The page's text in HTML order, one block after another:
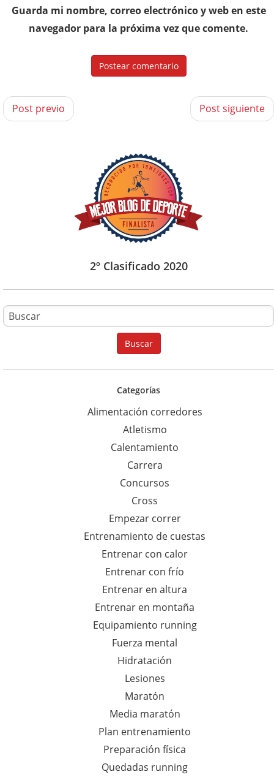
Guarda mi nombre, correo electrónico y web en este
navegador para la próxima vez que comente.
Post previo Post siguiente
2º Clasificado 2020
u
s
c
p
a
r
a
:
Buscar
Categorías
Alimentación corredores
Atletismo
Calentamiento
Carrera
Concursos
Cross
Empezar correr
Entrenamiento de cuestas
Entrenar con calor
Entrenar con frío
Entrenar en altura
Entrenar en montaña
Equipamiento running
Fuerza mental
Hidratación
Lesiones
Maratón
Media maratón
Plan entrenamiento
Preparación física
Quedadas running